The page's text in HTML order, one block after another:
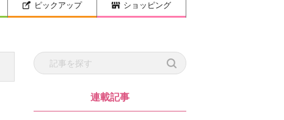
ピックアップ ショッピング
連載記事